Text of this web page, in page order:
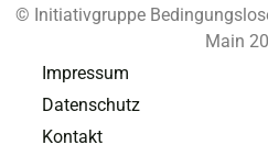
© Initiativgruppe
Main
Impressum
Datenschutz
Kontakt